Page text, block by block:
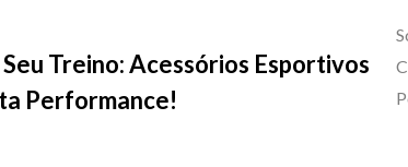
Treino: Acessórios Esportivos
Performance!